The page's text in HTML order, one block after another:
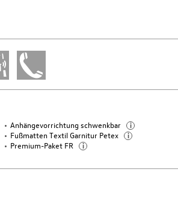
Anhängevorrichtung schwenkbar i
Fußmatten Textil Garnitur Petex i
Premium-Paket FR i